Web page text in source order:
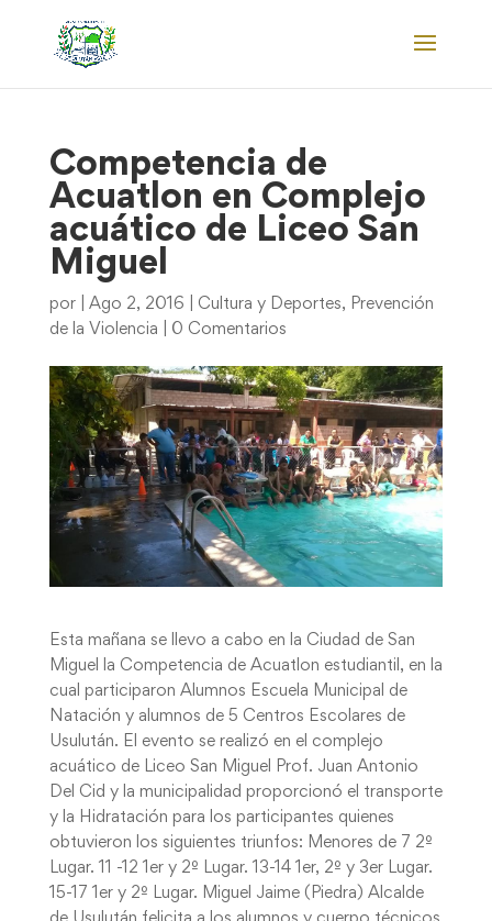
Competencia de
Acuatlon en Complejo
acuático de Liceo San
Miguel
por Ago 2, 2016 Cultura y Deportes, Prevención
de la Violencia
0 Comentarios
Esta mañana se llevo a cabo en la Ciudad de San
Miguel la Competencia de Acuatlon estudiantil, en la
cual participaron Alumnos Escuela Municipal de
Natación y alumnos de 5 Centros Escolares de
Usulután. El evento se realizó en el complejo
acuático de Liceo San Miguel Prof. Juan Antonio
Del Cid y la municipalidad proporcionó el transporte
y la Hidratación para los participantes quienes
obtuvieron los siguientes triunfos: Menores de 7 2º
Lugar. 11 -12 1er y 2º Lugar. 13-14 1er, 2º y 3er Lugar.
15-17 1er y 2º Lugar. Miguel Jaime (Piedra) Alcalde